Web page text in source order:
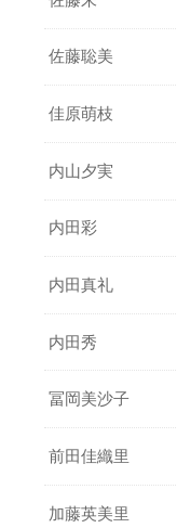
佐藤聡美
佳原萌枝
内山夕実
内田彩
内田真礼
内田秀
冨岡美沙子
前田佳織里
加藤英美里